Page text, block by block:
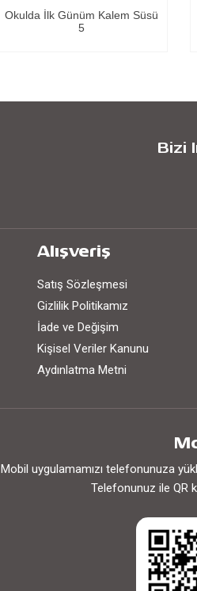
Macera Başlıyor Kalem Süsü
Bizi
Alışveriş
Satış Sözleşmesi
Gizlilik Politikamız
İade ve Değişim
Kişisel Veriler Kanunu
Aydınlatma Metni
Mobil uygulamamızı telefonunuza
Telefonunuz ile QR